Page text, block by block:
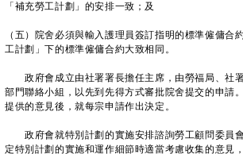
「補充勞工計劃」的安排一致；及
（五）院舍必須與輸入護理員簽訂指明的標準僱傭合
工計劃」下的標準僱傭合約大致相同。
政府會成立由社署署長擔任主席，由勞福局、社
部門聯絡小組，以先到先得方式審批院舍提交的申請
提供的意見後，就每宗申請作出決定。
政府會就特別計劃的實施安排諮詢勞工顧問委員
定特別計劃的實施和運作細節時適當考慮收集的意見